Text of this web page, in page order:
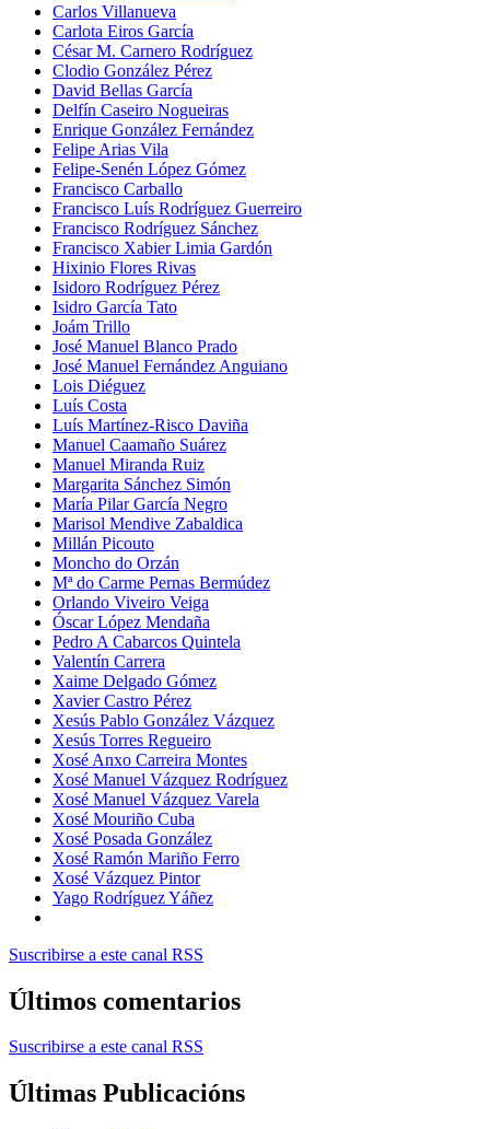
Carlos Villanueva
Carlota Eiros García
César M. Carnero Rodríguez
Clodio González Pérez
David Bellas García
Delfín Caseiro Nogueiras
Enrique González Fernández
Felipe Arias Vila
Felipe-Senén López Gómez
Francisco Carballo
Francisco Luís Rodríguez Guerreiro
Francisco Rodríguez Sánchez
Francisco Xabier Limia Gardón
Hixinio Flores Rivas
Isidoro Rodríguez Pérez
Isidro García Tato
Joám Trillo
José Manuel Blanco Prado
José Manuel Fernández Anguiano
Lois Diéguez
Luís Costa
Luís Martínez-Risco Daviña
Manuel Caamaño Suárez
Manuel Miranda Ruiz
Margarita Sánchez Simón
María Pilar García Negro
Marisol Mendive Zabaldica
Millán Picouto
Moncho do Orzán
Mª do Carme Pernas Bermúdez
Orlando Viveiro Veiga
Óscar López Mendaña
Pedro A Cabarcos Quintela
Valentín Carrera
Xaime Delgado Gómez
Xavier Castro Pérez
Xesús Pablo González Vázquez
Xesús Torres Regueiro
Xosé Anxo Carreira Montes
Xosé Manuel Vázquez Rodríguez
Xosé Manuel Vázquez Varela
Xosé Mouriño Cuba
Xosé Posada González
Xosé Ramón Mariño Ferro
Xosé Vázquez Pintor
Yago Rodríguez Yáñez
Suscribirse a este canal RSS
Últimos comentarios
Suscribirse a este canal RSS
Últimas Publicacións